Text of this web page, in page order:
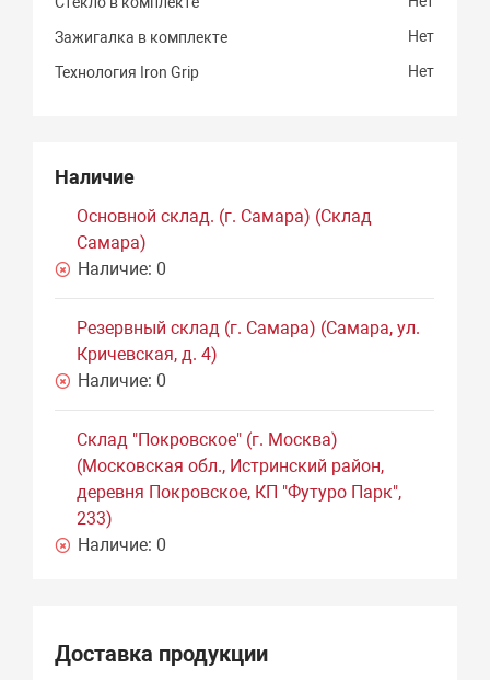
Зажигалка в комплекте Нет
Технология Iron Grip Нет
Наличие
Основной склад. (г. Самара) (Склад
Самара)
Наличие: 0
Резервный склад (г. Самара) (Самара, ул.
Кричевская, д. 4)
Наличие: 0
Склад "Покровское" (г. Москва)
(Московская обл., Истринский район,
деревня Покровское, КП "Футуро Парк",
233)
Наличие: 0
Доставка продукции